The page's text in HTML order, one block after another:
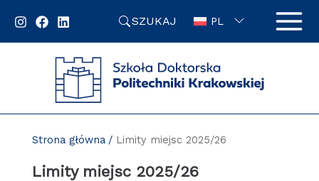
SZUKAJ PL
Strona główna Limity miejsc 2025/26
Limity miejsc 2025/26